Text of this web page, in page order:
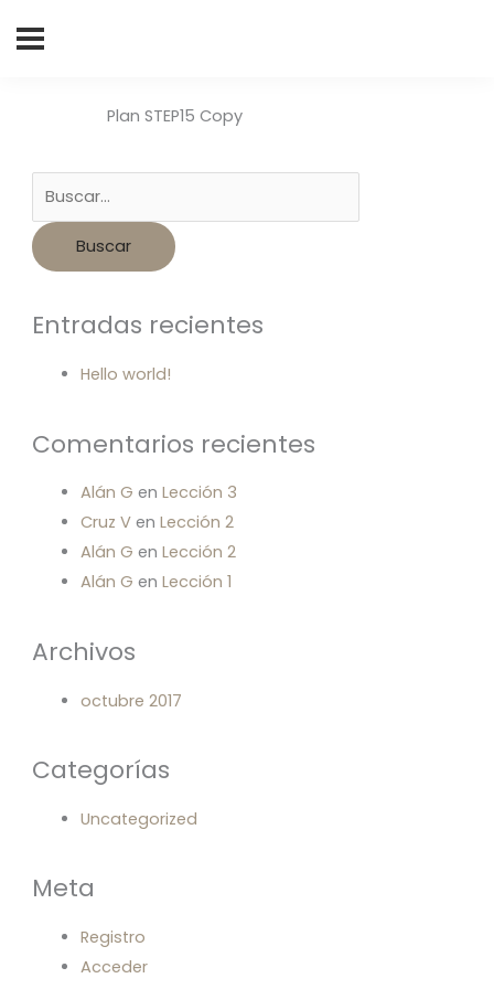
por:
Entradas recientes
Hello world!
Comentarios recientes
Alán G en Lección 3
Cruz Ven Lección 2
Alán G en Lección 2
Alán G en Lección 1
Archivos
octubre 2017
Categorías
Uncategorized
Meta
Registro
Acceder
Plan STEP15 Copy